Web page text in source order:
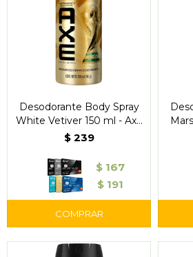
Desodorante Body Spray
White Vetiver 150 ml - Axe
- Edición Limitada Mundial
$ 239
$ 167
$ 191
ml -